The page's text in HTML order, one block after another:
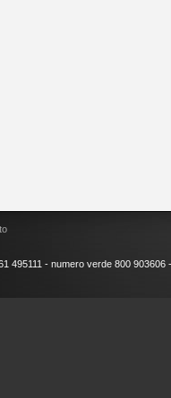
495111 - numero verde 800 903606